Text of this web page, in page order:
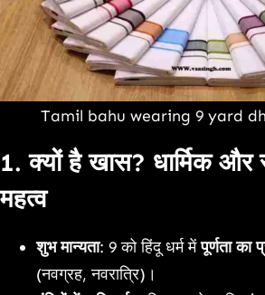
Tamil bahu wearing 9 yard
1. क्यों है खास? धार्मिक और
महत्व
शुभ मान्यता: 9 को हिंदू धर्म मेंपूर्णता का
(नवग्रह, नवरात्रि)।